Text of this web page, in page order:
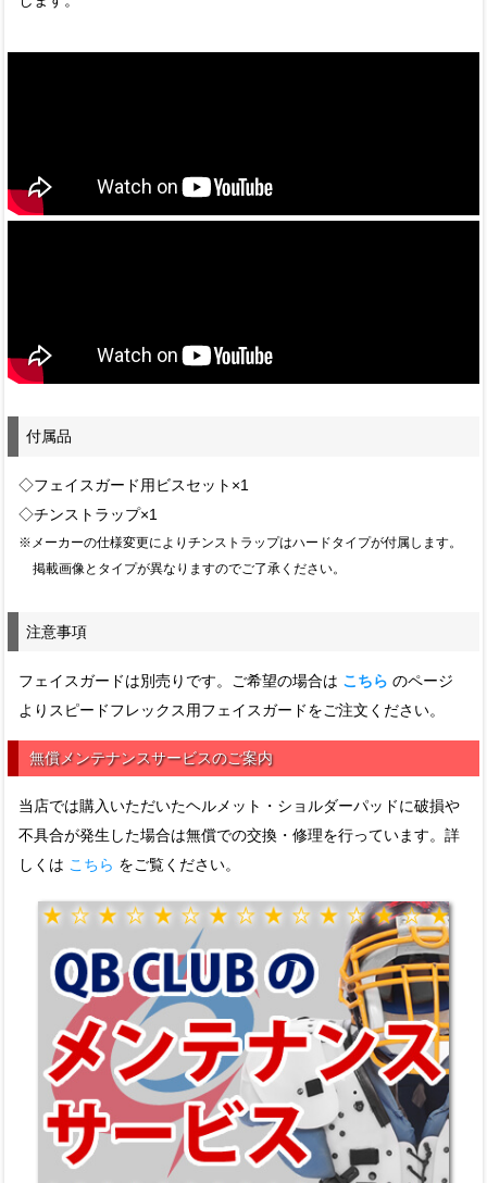
付属品
◇フェイスガード用ビスセット×1
◇チンストラップ×1
※メーカーの仕様変更によりチンストラップはハードタイプが付属します。
掲載画像とタイプが異なりますのでご了承ください。
注意事項
フェイスガードは別売りです。ご希望の場合は こちら のページ
よりスピードフレックス用フェイスガードをご注文ください。
無償メンテナンスサービスのご案内
当店では購入いただいたヘルメット・ショルダーパッドに破損や
不具合が発生した場合は無償での交換・修理を行っています。詳
しくは こちら をご覧ください。